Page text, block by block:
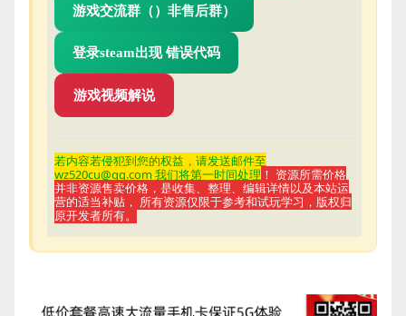
游戏交流群（）非售后群）
登录steam出现 错误代码
游戏视频解说
若内容若侵犯到您的权益，请发送邮件至
wz520cu@qq.com 我们将第一时间处理 ！ 资源所需价格
并非资源售卖价格，是收集、整理、编辑详情以及本站运
营的适当补贴， 所有资源仅限于参考和试玩学习，版权归
原开发者所有。